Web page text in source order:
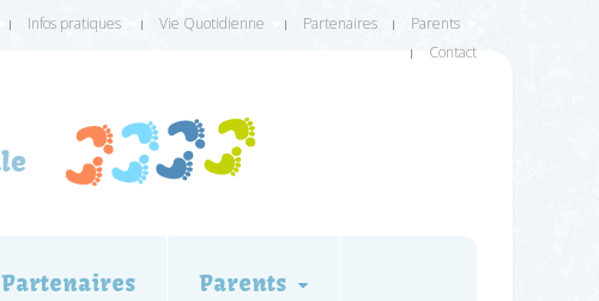
Infos pratiques Vie Quotidienne Partenaires
Parents
Contact
Partenaires Parents